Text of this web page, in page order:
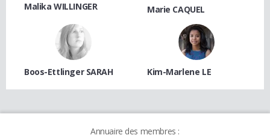
Malika WILLINGER Marie CAQUEL
Boos-Ettlinger SARAH Kim-Marlene LE
Annuaire des membres :